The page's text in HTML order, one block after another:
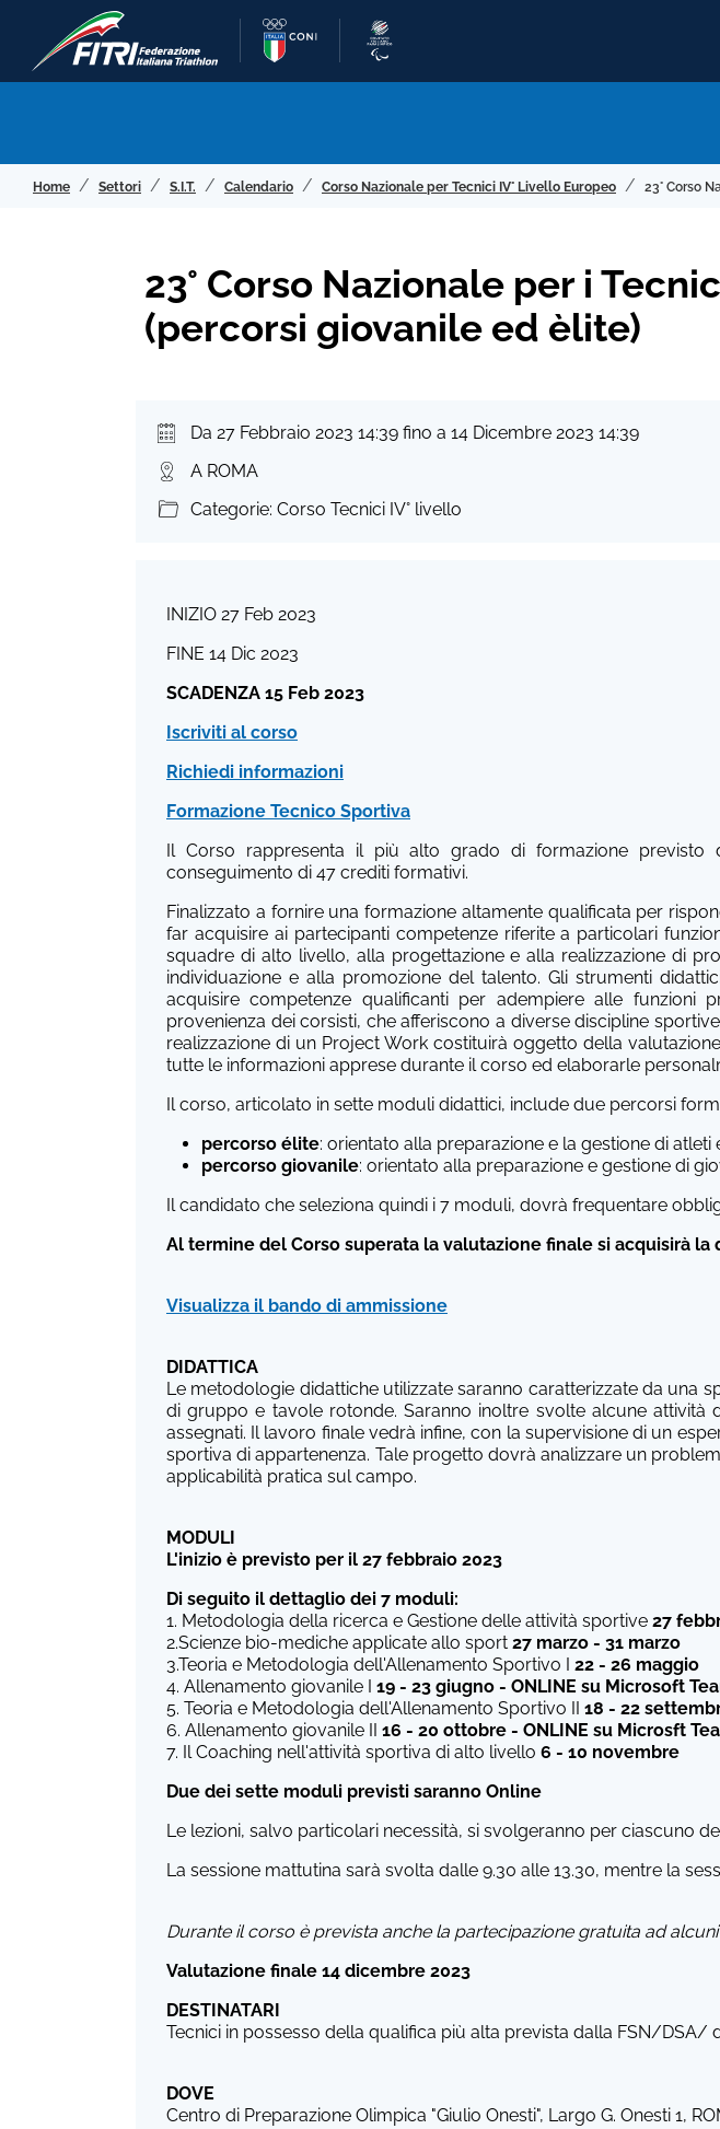
Home Settori S.I.T. Calendario Corso Nazionale per Tecnici IV° Livello Europeo 23° Corso
23° Corso Nazionale per i
(percorsi giovanile ed èlite)
Da 27 Febbraio 2023 14:39 fino a 14 Dicembre 2023 14:39
A ROMA
Categorie: Corso Tecnici IV° livello
INIZIO 27 Feb 2023
FINE 14 Dic 2023
SCADENZA 15 Feb 2023
Iscriviti al corso
Richiedi informazioni
Formazione Tecnico Sportiva
Il Corso rappresenta il più alto grado di formazione previsto
conseguimento di 47 crediti formativi.
Finalizzato a fornire una formazione altamente qualificata per
far acquisire ai partecipanti competenze riferite a particolari
squadre di alto livello, alla progettazione e alla realizzazione di
individuazione e alla promozione del talento. Gli strumenti
acquisire competenze qualificanti per adempiere alle
provenienza dei corsisti, che afferiscono a diverse discipline
realizzazione di un Project Work costituirà oggetto della
tutte le informazioni apprese durante il corso ed elaborarle
Il corso, articolato in sette moduli didattici, include due percorsi
percorso élite: orientato alla preparazione e la gestione di
percorso giovanile: orientato alla preparazione e gestione di
Il candidato che seleziona quindi i 7 moduli, dovrà frequentare
Al termine del Corso superata la valutazione finale si acquisirà la
Visualizza il bando di ammissione
DIDATTICA
Le metodologie didattiche utilizzate saranno caratterizzate da una
di gruppo e tavole rotonde. Saranno inoltre svolte alcune
assegnati. Il lavoro finale vedrà infine, con la supervisione di un
sportiva di appartenenza. Tale progetto dovrà analizzare un
applicabilità pratica sul campo.
MODULI
L'inizio è previsto per il 27 febbraio 2023
Di seguito il dettaglio dei 7 moduli:
1. Metodologia della ricerca e Gestione delle attività sportive 27
2.Scienze bio-mediche applicate allo sport 27 marzo - 31 marzo
3.Teoria e Metodologia dell'Allenamento Sportivo I 22 - 26 maggio
4. Allenamento giovanile I 19 - 23 giugno - ONLINE su Microsoft
5. Teoria e Metodologia dell'Allenamento Sportivo II 18 - 22
6. Allenamento giovanile II 16 - 20 ottobre - ONLINE su Microsft
7. Il Coaching nell'attività sportiva di alto livello 6 - 10 novembre
Due dei sette moduli previsti saranno Online
Le lezioni, salvo particolari necessità, si svolgeranno per ciascuno
La sessione mattutina sarà svolta dalle 9.30 alle 13.30, mentre la
Durante il corso è prevista anche la partecipazione gratuita ad
Valutazione finale 14 dicembre 2023
DESTINATARI
Tecnici in possesso della qualifica più alta prevista dalla FSN/DSA/
DOVE
Centro di Preparazione Olimpica "Giulio Onesti", Largo G. Onesti 1,